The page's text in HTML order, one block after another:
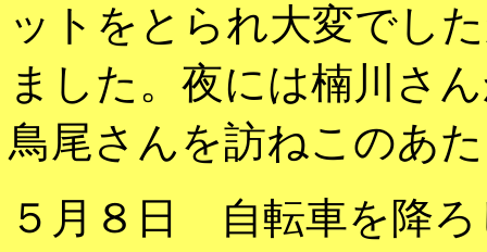
ットをとられ大変でし
ました。夜には楠川さ
鳥尾さんを訪ねこのあ
５月８日 自転車を降ろ